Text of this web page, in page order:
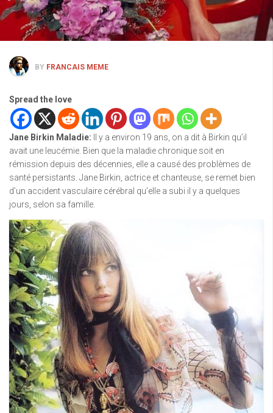
BY FRANCAIS MEME
Spread the love
Jane Birkin Maladie: Il y a environ 19 ans, on a dit à Birkin qu’il
avait une leucémie. Bien que la maladie chronique soit en
rémission depuis des décennies, elle a causé des problèmes de
santé persistants. Jane Birkin, actrice et chanteuse, se remet bien
d’un accident vasculaire cérébral qu’elle a subi il y a quelques
jours, selon sa famille.